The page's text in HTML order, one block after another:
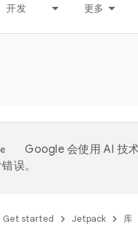
开发 更多
Google 会使用 AI 技
误。
Get started Jetpack 库